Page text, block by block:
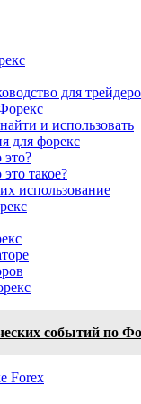
для
и использовать
для форекс
такое?
использование
событий по
Forex